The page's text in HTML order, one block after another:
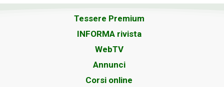
Tessere Premium
INFORMA rivista
WebTV
Annunci
Corsi online